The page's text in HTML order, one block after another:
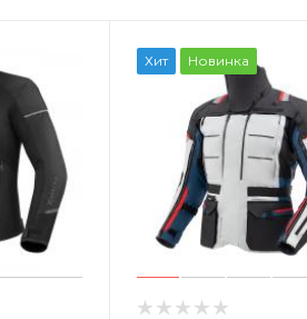
Хит Новинка